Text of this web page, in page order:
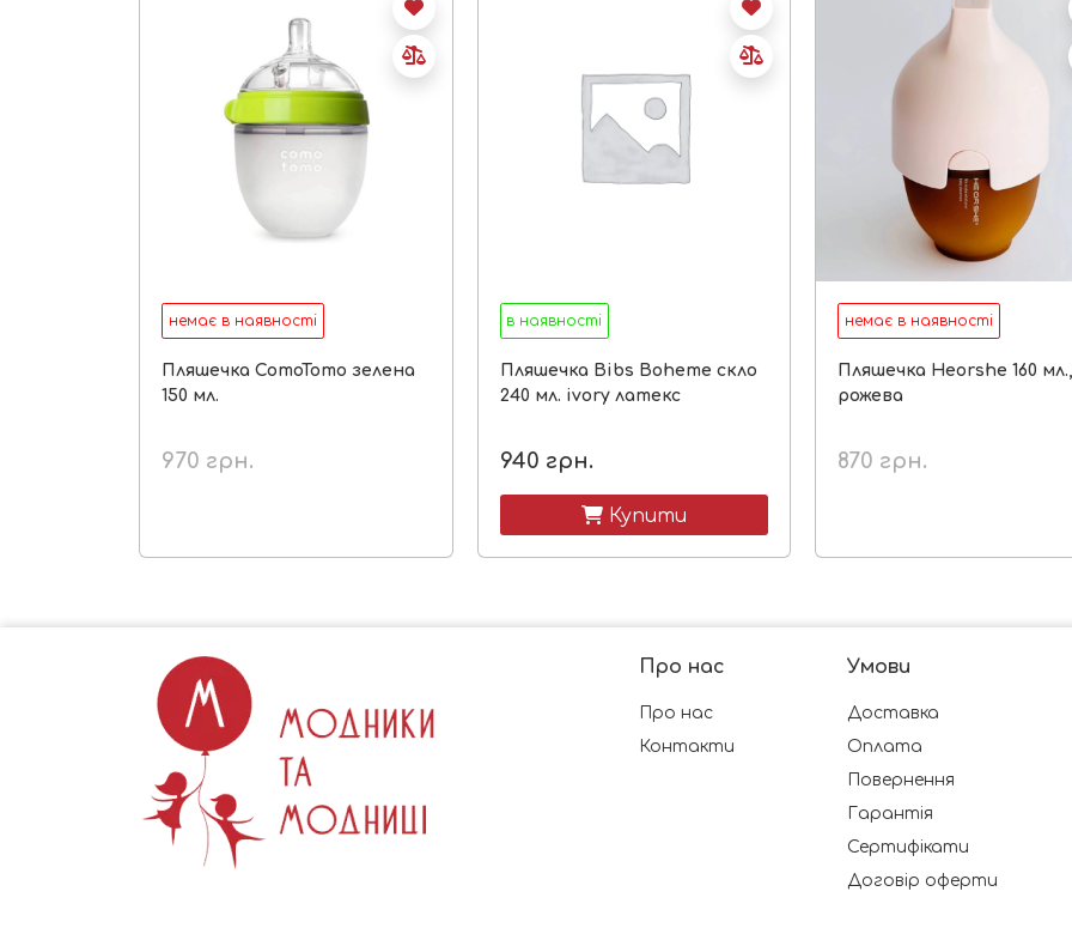
немає в наявності
Пляшечка ComoTomo зелена
150 мл.
970 грн.
в наявності
Пляшечка Bibs Boheme скло
240 мл. ivory латекс
940 грн.
 Купити
немає в наявності
Пляшечка Heorshe 160
рожева
870 грн.
Про нас
Про нас
Контакти
Умови
Доставка
Оплата
Повернення
Гарантія
Сертифікати
Договір оферти